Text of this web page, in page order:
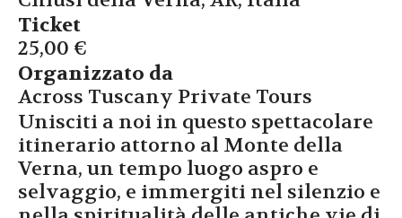
Ticket
25,00 €
Organizzato da
Across Tuscany Private Tours
Unisciti a noi in questo spettacolare
itinerario attorno al Monte della
Verna, un tempo luogo aspro e
selvaggio, e immergiti nel silenzio e